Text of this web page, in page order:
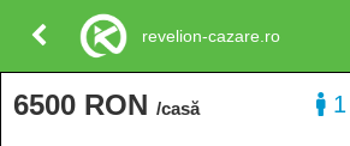
6500 RON /casă
revelion-cazare.ro